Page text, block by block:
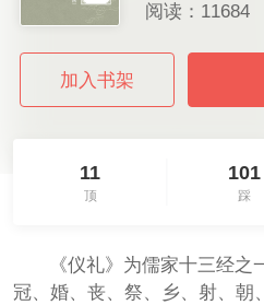
阅读：11684
加入书架
11
顶
101
踩
《仪礼》为儒家十三经
冠、婚、丧、祭、乡、射、朝